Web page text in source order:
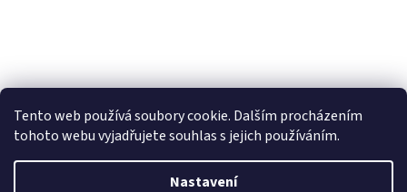
Tento web používá soubory cookie. Dalším procházením
tohoto webu vyjadřujete souhlas s jejich používáním.
Nastavení